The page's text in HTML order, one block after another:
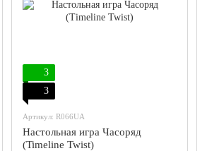
3
3
Артикул: R066UA
Настольная игра Часоряд
(Timeline Twist)